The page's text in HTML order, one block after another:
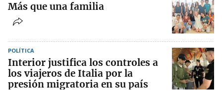
Más que una familia
POLÍTICA
Interior justifica los controles a
los viajeros de Italia por la
presión migratoria en su país